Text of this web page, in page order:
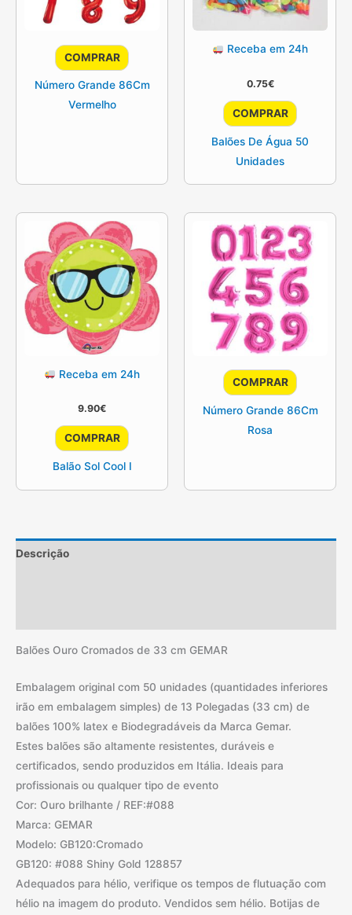
COMPRAR
Número Grande 86Cm
Vermelho
Receba em 24h
0.75€
COMPRAR
Balões De Água 50
Unidades
Receba em 24h
9.90€
COMPRAR
Balão Sol Cool I
COMPRAR
Número Grande 86Cm
Rosa
Descrição
Balões Ouro Cromados de 33 cm GEMAR
Embalagem original com 50 unidades (quantidades inferiores
irão em embalagem simples) de 13 Polegadas (33 cm) de
balões 100% latex e Biodegradáveis da Marca Gemar.
Estes balões são altamente resistentes, duráveis e
certificados, sendo produzidos em Itália. Ideais para
profissionais ou qualquer tipo de evento
Cor: Ouro brilhante / REF:#088
Marca: GEMAR
Modelo: GB120:Cromado
GB120: #088 Shiny Gold 128857
Adequados para hélio, verifique os tempos de flutuação com
hélio na imagem do produto. Vendidos sem hélio. Botijas de